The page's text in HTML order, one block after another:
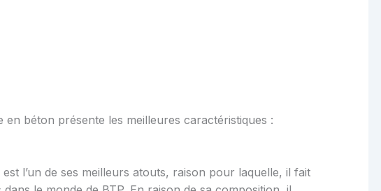
béton présente les meilleures caractéristiques :
l’un de ses meilleurs atouts, raison pour laquelle, il fait